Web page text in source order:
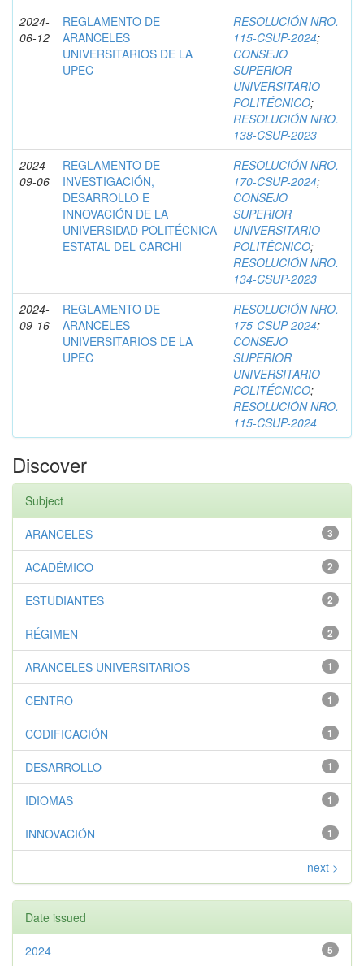
2024-
06-12
REGLAMENTO DE
ARANCELES
UNIVERSITARIOS DE LA
UPEC
RESOLUCIÓN NRO.
115-CSUP-2024;
CONSEJO
SUPERIOR
UNIVERSITARIO
POLITÉCNICO;
RESOLUCIÓN NRO.
138-CSUP-2023
2024-
09-06
REGLAMENTO DE
INVESTIGACIÓN,
DESARROLLO E
INNOVACIÓN DE LA
UNIVERSIDAD POLITÉCNICA
ESTATAL DEL CARCHI
RESOLUCIÓN NRO.
170-CSUP-2024;
CONSEJO
SUPERIOR
UNIVERSITARIO
POLITÉCNICO;
RESOLUCIÓN NRO.
134-CSUP-2023
2024-
09-16
REGLAMENTO DE
ARANCELES
UNIVERSITARIOS DE LA
UPEC
RESOLUCIÓN NRO.
175-CSUP-2024;
CONSEJO
SUPERIOR
UNIVERSITARIO
POLITÉCNICO;
RESOLUCIÓN NRO.
115-CSUP-2024
Discover
Subject
3
ARANCELES
2
ACADÉMICO
2
ESTUDIANTES
2
RÉGIMEN
1
ARANCELES UNIVERSITARIOS
1
CENTRO
1
CODIFICACIÓN
1
DESARROLLO
1
IDIOMAS
1
INNOVACIÓN
next >
Date issued
5
2024